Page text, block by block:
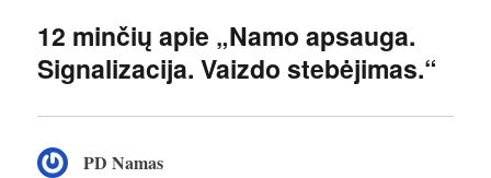
12 minčių apie „Namo apsauga.
Signalizacija. Vaizdo stebėjimas.“
PD Namas